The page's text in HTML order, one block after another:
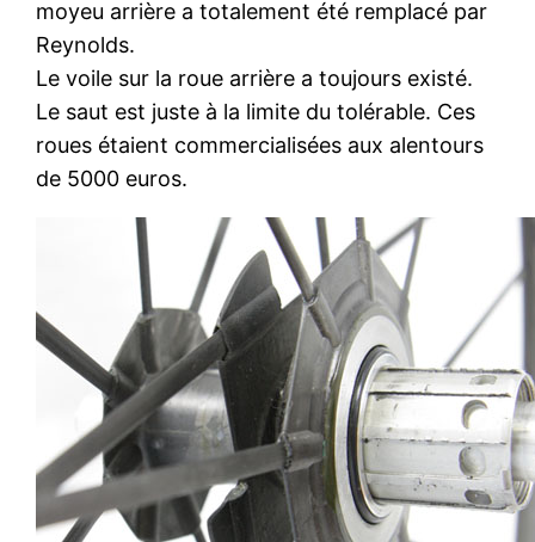
moyeu arrière a totalement été remplacé par
Reynolds.
Le voile sur la roue arrière a toujours existé.
Le saut est juste à la limite du tolérable. Ces
roues étaient commercialisées aux alentours
de 5000 euros.